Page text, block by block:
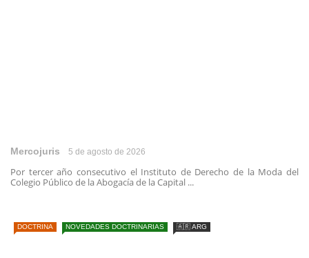
Mercojuris 5 de agosto de 2026
Por tercer año consecutivo el Instituto de Derecho de la Moda del
Colegio Público de la Abogacía de la Capital ...
DOCTRINA NOVEDADES DOCTRINARIAS 🇦🇷 ARG